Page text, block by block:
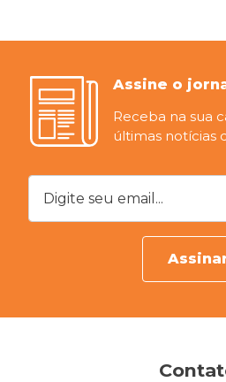
Assine o
Receba na sua
últimas notícias
Digite seu email...